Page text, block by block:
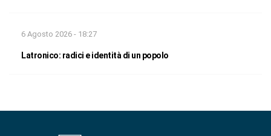
6 Agosto 2026 - 18:27
Latronico: radici e identità di un popolo